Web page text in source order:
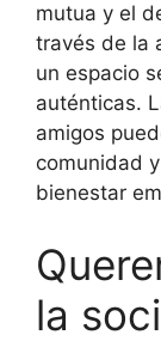
mutua y el
través de la
un espacio
auténticas.
amigos
comunidad
bienestar
la